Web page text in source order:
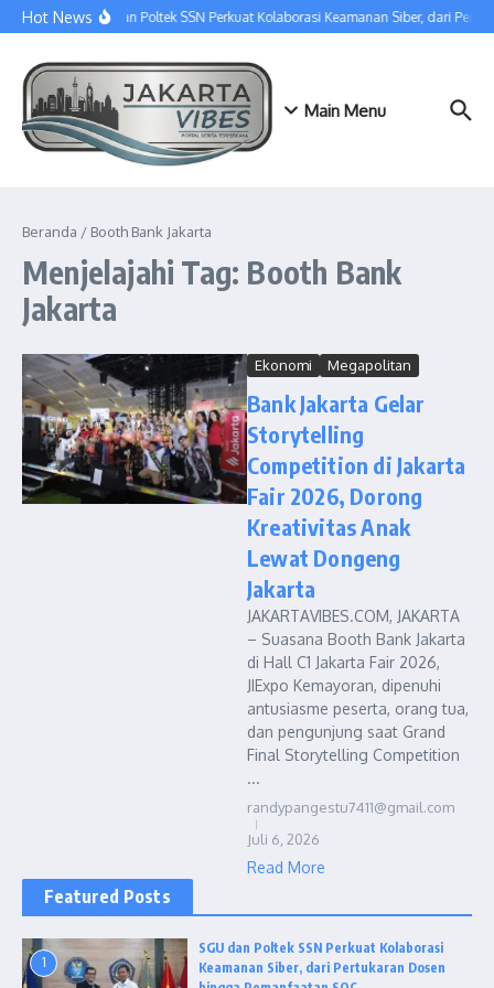
Lewati ke konten
Hot NewsSGU dan Poltek SSN Perkuat Kolaborasi Keamanan Siber, dari
Main Menu
Beranda / Booth Bank Jakarta
Menjelajahi Tag: Booth Bank
Jakarta
Ekonomi Megapolitan
Bank Jakarta Gelar
Storytelling
Competition di Jakarta
Fair 2026, Dorong
Kreativitas Anak
Lewat Dongeng
Jakarta
JAKARTAVIBES.COM, JAKARTA
– Suasana Booth Bank Jakarta
di Hall C1 Jakarta Fair 2026,
JIExpo Kemayoran, dipenuhi
antusiasme peserta, orang tua,
dan pengunjung saat Grand
Final Storytelling Competition
...
randypangestu7411@gmail.com
Juli 6, 2026
Read More
Featured Posts
1
SGU dan Poltek SSN Perkuat Kolaborasi
Keamanan Siber, dari Pertukaran Dosen